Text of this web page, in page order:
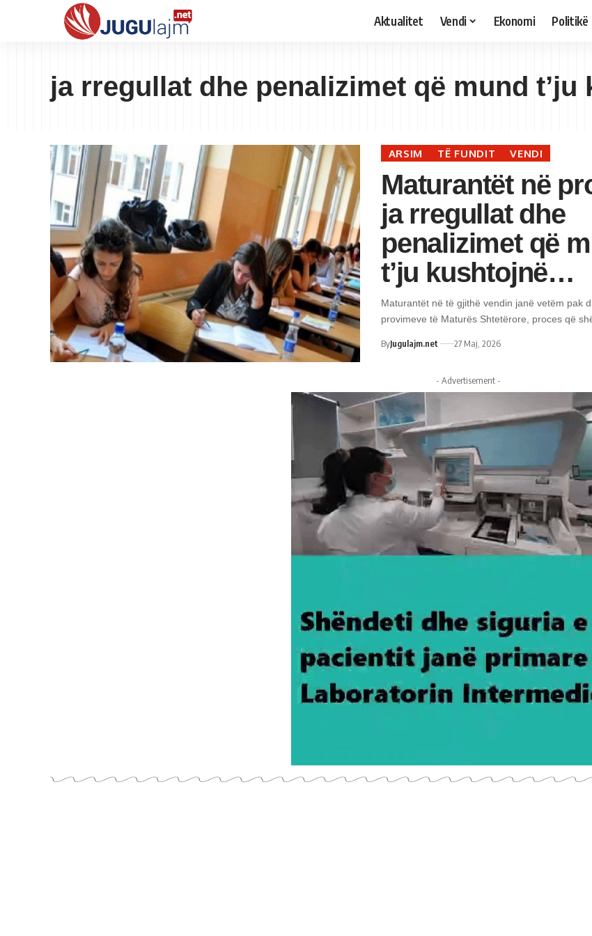
Aktualitet Vendi Ekonomi Politikë
ja rregullat dhe penalizimet që mund
ARSIM TË FUNDIT VENDI
Maturantët në
ja rregullat dhe
penalizimet që
t’ju kushtojnë…
Maturantët në të gjithë vendin janë vetëm pak
provimeve të Maturës Shtetërore, proces që
ByJugulajm.net 27 Maj, 2026
- Advertisement -